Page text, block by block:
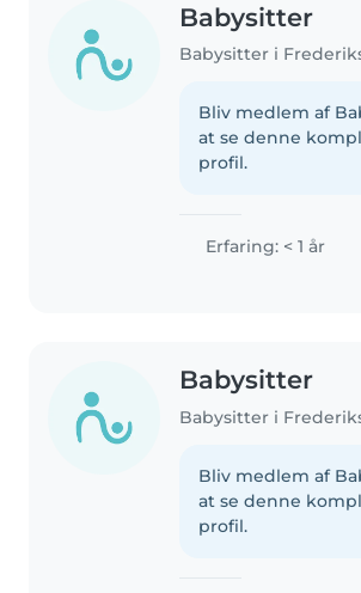
Babysitter
Babysitter i
Bliv medlem af
at se denne
profil.
Erfaring: < 1 år
Babysitter
Babysitter i
Bliv medlem af
at se denne
profil.